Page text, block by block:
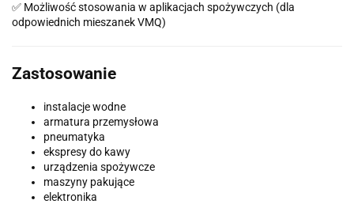
✅ Możliwość stosowania w aplikacjach spożywczych (dla
odpowiednich mieszanek VMQ)
Zastosowanie
instalacje wodne
armatura przemysłowa
pneumatyka
ekspresy do kawy
urządzenia spożywcze
maszyny pakujące
elektronika